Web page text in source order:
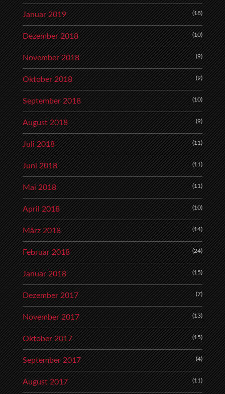
Januar 2019 (18)
Dezember 2018 (10)
November 2018 (9)
Oktober 2018 (9)
September 2018 (10)
August 2018 (9)
Juli 2018 (11)
Juni 2018 (11)
Mai 2018 (11)
April 2018 (10)
März 2018 (14)
Februar 2018 (24)
Januar 2018 (15)
Dezember 2017 (7)
November 2017 (13)
Oktober 2017 (15)
September 2017 (4)
August 2017 (11)